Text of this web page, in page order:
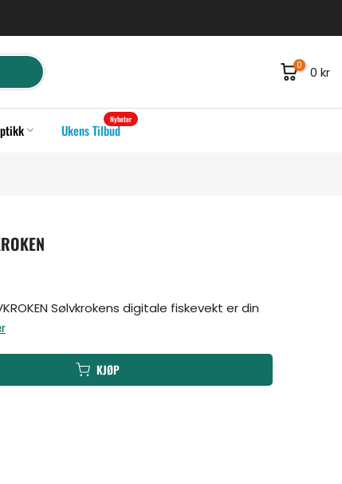
0 0 kr
Ukens Tilbud
Nyheter
Sølvkrokens digitale fiskevekt er din
KJØP